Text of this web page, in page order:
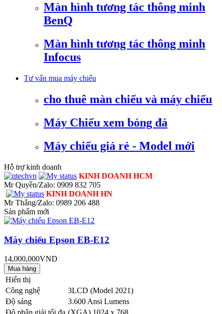
Màn hình tương tác thông minh
BenQ
Màn hình tương tác thông minh
Infocus
Tư vấn mua máy chiếu
cho thuê màn chiếu và máy chiếu
Máy Chiếu xem bóng đá
Máy chiếu giá rẻ - Model mới
Hỗ trợ kinh doanh
KINH DOANH HCM
Mr Quyền/Zalo: 0909 832 705
KINH DOANH HN
Mr Thắng/Zalo: 0989 206 488
Sản phẩm mới
Máy chiếu Epson EB-E12
14,000,000VND
Hiển thị
Công nghệ
3LCD (Model 2021)
Độ sáng
3.600 Ansi Lumens